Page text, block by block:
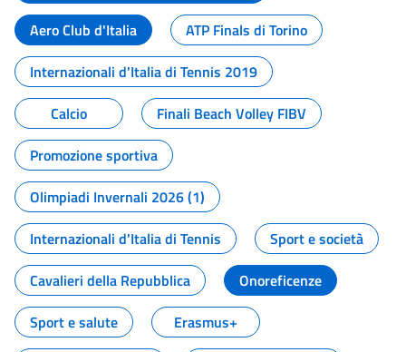
Aero Club d'Italia
ATP Finals di Torino
Internazionali d'Italia di Tennis 2019
Calcio
Finali Beach Volley FIBV
Promozione sportiva
Olimpiadi Invernali 2026 (1)
Internazionali d'Italia di Tennis
Sport e società
Cavalieri della Repubblica
Onoreficenze
Sport e salute
Erasmus+